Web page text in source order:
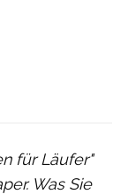
für Läufer"
Was Sie